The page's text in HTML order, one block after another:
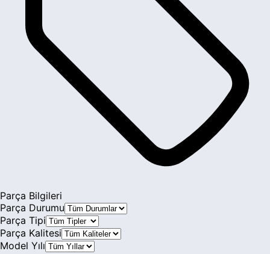
Ibiza
Parça Bilgileri
Parça Durumu
Parça Tipi
Parça Kalitesi
Model Yılı